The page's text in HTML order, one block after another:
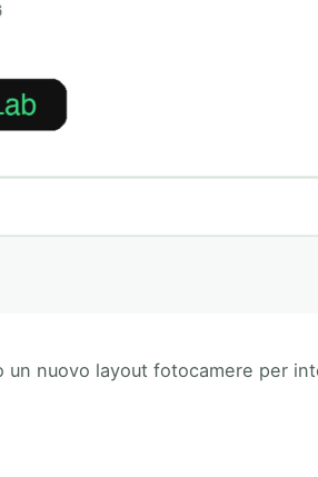
un nuovo layout fotocamere per